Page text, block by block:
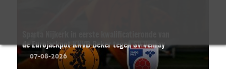
de Eurojackpot KNVB Beker tegen SV Venray
07-08-2026